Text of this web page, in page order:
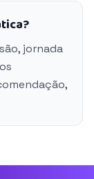
jornada